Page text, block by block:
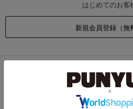
はじめてのお客
他のサイトIDで新規会員登録をしていた
ログインすることができます。